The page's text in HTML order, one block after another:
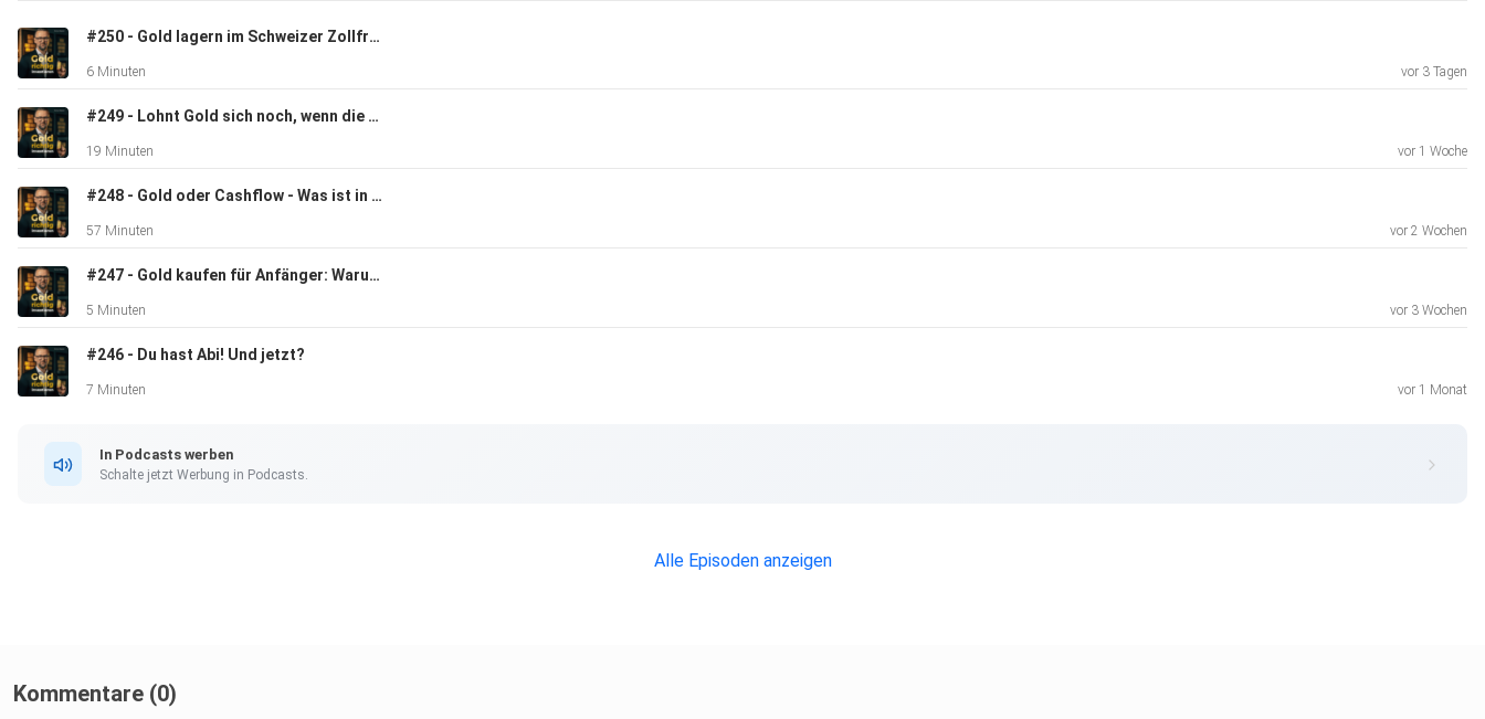
#250 - Gold lagern im Schweizer Zollfreilager: Wer hat Zugriff auf dein Vermögen?
6 Minuten vor 3 Tagen
#249 - Lohnt Gold sich noch, wenn die Zinsen steigen?
19 Minuten vor 1 Woche
#248 - Gold oder Cashflow - Was ist in der Krise wichtiger? (mit Luis Pazos)
57 Minuten vor 2 Wochen
#247 - Gold kaufen für Anfänger: Warum Gold statt Sparen auf dem Konto?
5 Minuten vor 3 Wochen
#246 - Du hast Abi! Und jetzt?
7 Minuten vor 1 Monat
In Podcasts werben
Schalte jetzt Werbung in Podcasts.
Alle Episoden anzeigen
Kommentare (0)